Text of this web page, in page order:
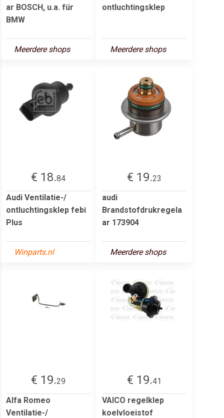
ar BOSCH, u.a. für
BMW
Meerdere shops
ontluchtingsklep
Meerdere shops
€ 18.84
Audi Ventilatie-/
ontluchtingsklep febi
Plus
Winparts.nl
€ 19.23
audi
Brandstofdrukregela
ar 173904
Meerdere shops
€ 19.29
Alfa Romeo
Ventilatie-/
€ 19.41
VAICO regelklep
koelvloeistof